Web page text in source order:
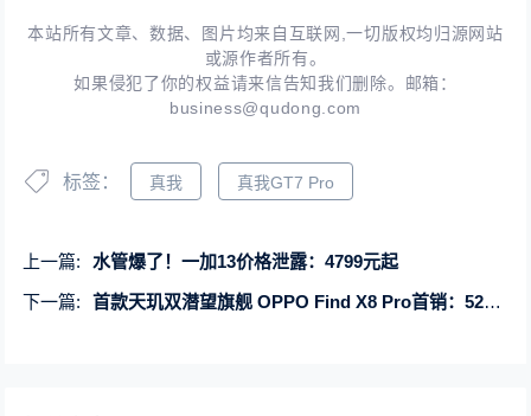
本站所有文章、数据、图片均来自互联网,一切版权均归源网站
或源作者所有。
如果侵犯了你的权益请来信告知我们删除。邮箱：
business@qudong.com
标签： 真我 真我GT7 Pro
上一篇:
水管爆了！一加13价格泄露：4799元起
下一篇:
首款天玑双潜望旗舰 OPPO Find X8 Pro首销：5299元起